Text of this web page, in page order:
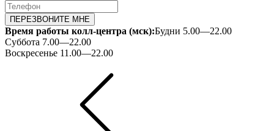
ПЕРЕЗВОНИТЕ МНЕ
Время работы колл-центра (мск):Будни 5.00—22.00
Суббота 7.00—22.00
Воскресенье 11.00—22.00